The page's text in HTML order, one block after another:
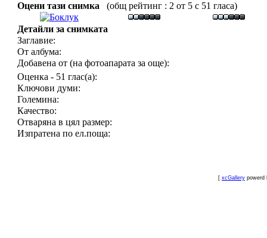
Оцени тази снимка
(общ рейтинг : 2 от 5 с 51 гласа)
Детайли за снимката
Заглавие:
От албума:
Добавена от (на фотоапарата за още):
Оценка - 51 глас(а):
Ключови думи:
Големина:
Качество:
Отваряна в цял размер:
Изпратена по ел.поща:
[ xcGallery